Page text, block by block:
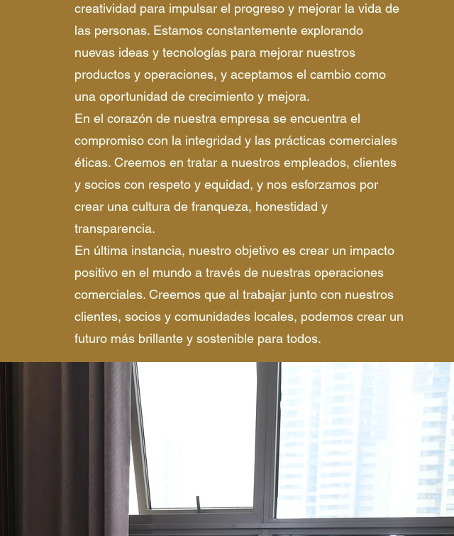
creatividad para impulsar el progreso y mejorar la vida de
las personas. Estamos constantemente explorando
nuevas ideas y tecnologías para mejorar nuestros
productos y operaciones, y aceptamos el cambio como
una oportunidad de crecimiento y mejora.
En el corazón de nuestra empresa se encuentra el
compromiso con la integridad y las prácticas comerciales
éticas. Creemos en tratar a nuestros empleados, clientes
y socios con respeto y equidad, y nos esforzamos por
crear una cultura de franqueza, honestidad y
transparencia.
En última instancia, nuestro objetivo es crear un impacto
positivo en el mundo a través de nuestras operaciones
comerciales. Creemos que al trabajar junto con nuestros
clientes, socios y comunidades locales, podemos crear un
futuro más brillante y sostenible para todos.